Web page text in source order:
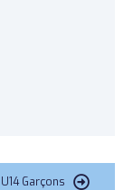
U14 Garçons